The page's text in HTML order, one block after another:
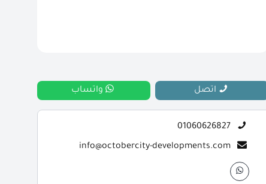
اتصل واتساب
01060626827
info@octobercity-developments.com